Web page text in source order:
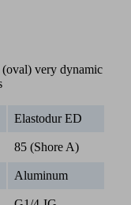
very dynamic
Elastodur ED
85 (Shore A)
Aluminum